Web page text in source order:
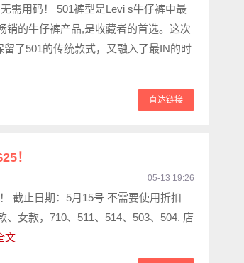
需用码！ 501裤型是Levi s牛仔裤中最
销的牛仔裤产品,是收藏者的首选。这次
了501的传统款式，又融入了最IN的时
直达链接
！
05-13 19:26
截止日期：5月15号 不需要使用折扣
、女款，710、511、514、503、504. 店
文